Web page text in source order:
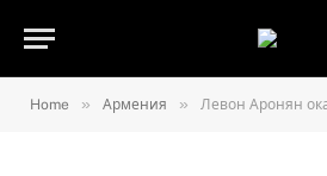
Home » Армения » Левон Аронян